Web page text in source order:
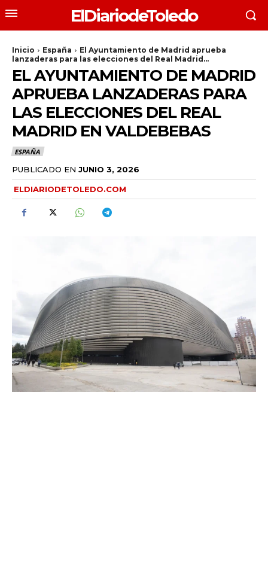
ElDiariodeToledo
Inicio España
El Ayuntamiento de Madrid aprueba
lanzaderas para las elecciones del Real Madrid...
EL AYUNTAMIENTO DE MADRID
APRUEBA LANZADERAS PARA
LAS ELECCIONES DEL REAL
MADRID EN VALDEBEBAS
ESPAÑA
PUBLICADO EN JUNIO 3, 2026
ELDIARIODETOLEDO.COM